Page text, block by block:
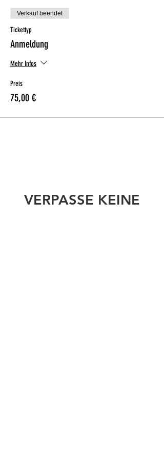
Verkauf beendet
Tickettyp
Anmeldung
Mehr Infos
Preis
75,00 €
VERPASSE KEINE